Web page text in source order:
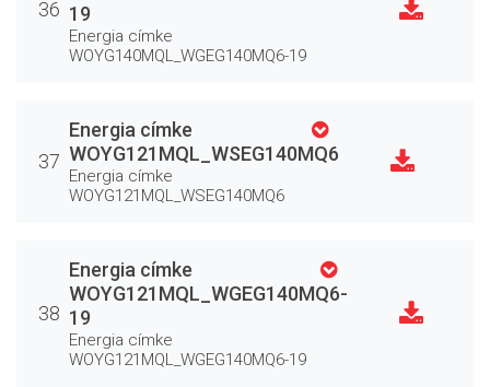
36 19
Energia címke
WOYG140MQL_WGEG140MQ6-19
37
Energia címke
WOYG121MQL_WSEG140MQ6
Energia címke
WOYG121MQL_WSEG140MQ6
38
Energia címke
WOYG121MQL_WGEG140MQ6-
19
Energia címke
WOYG121MQL_WGEG140MQ6-19